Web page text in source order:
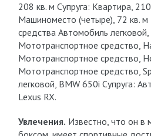
208 кв. м Супруга: Квартира,
Машиноместо (четыре), 72 кв. м
средства Автомобиль
Мототранспортное средство,
Мототранспортное средство,
Мототранспортное средство,
легковой, BMW 650i Супруга:
Lexus RX.
Увлечения. Известно, что он в